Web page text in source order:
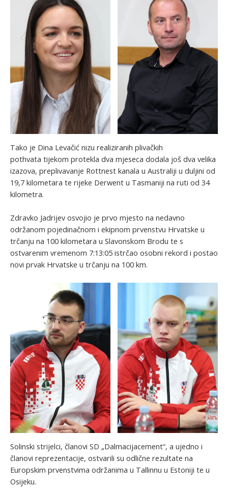
Tako je Dina Levačić nizu realiziranih plivačkih
pothvata tijekom protekla dva mjeseca dodala još dva velika
izazova, preplivavanje Rottnest kanala u Australiji u duljini od
19,7 kilometara te rijeke Derwent u Tasmaniji na ruti od 34
kilometra.
Zdravko Jadrijev osvojio je prvo mjesto na nedavno
održanom pojedinačnom i ekipnom prvenstvu Hrvatske u
trčanju na 100 kilometara u Slavonskom Brodu te s
ostvarenim vremenom 7:13:05 istrčao osobni rekord i postao
novi prvak Hrvatske u trčanju na 100 km.
Solinski strijelci, članovi SD „Dalmacijacement“, a ujedno i
članovi reprezentacije, ostvarili su odlične rezultate na
Europskim prvenstvima održanima u Tallinnu u Estoniji te u
Osijeku.